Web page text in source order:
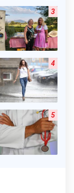
3
4
5